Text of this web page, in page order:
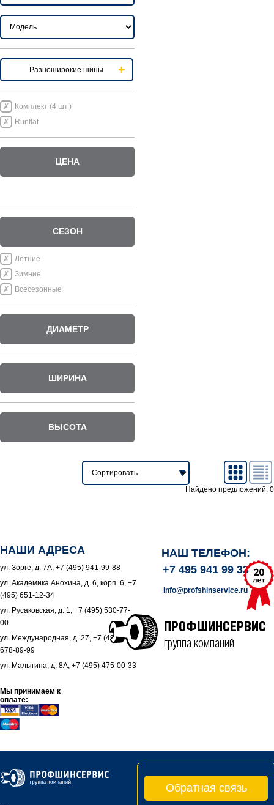
Разноширокие шины
Комплект (4 шт.)
Runflat
ЦЕНА
СЕЗОН
Летние
Зимние
Всесезонные
ДИАМЕТР
ШИРИНА
ВЫСОТА
Найдено предложений: 0
НАШИ АДРЕСА
ул. Зорге, д. 7А, +7 (495) 941-99-88
ул. Академика Анохина, д. 6, корп. 6, +7
(495) 651-12-34
ул. Русаковская, д. 1, +7 (495) 530-77-
00
ул. Международная, д. 27, +7 (495)
678-89-99
ул. Малыгина, д. 8А, +7 (495) 475-00-33
Мы принимаем к
оплате:
НАШ ТЕЛЕФОН:
+7 495 941 99 33
info@profshinservice.ru
ПРОФШИНСЕРВИС
группа компаний
Обратная связь